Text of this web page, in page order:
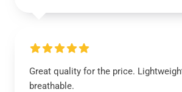
Great quality for the price.
breathable.